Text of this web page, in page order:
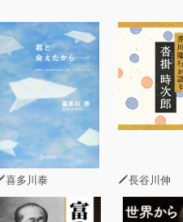
喜多川泰 長谷川伸